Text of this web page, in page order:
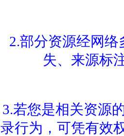
2.部分资源经网
失、来源标
3.若您是相关资源
录行为，可凭有效